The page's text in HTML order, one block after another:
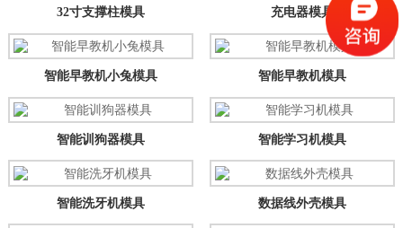
32寸支撑柱模具 充电器模具
智能早教机小兔模具 智能早教机模具
智能训狗器模具 智能学习机模具
智能洗牙机模具 数据线外壳模具